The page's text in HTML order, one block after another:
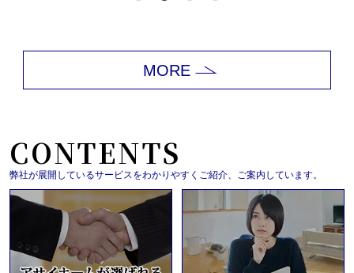
MORE
CONTENTS
弊社が展開しているサービスをわかりやすくご紹介、ご案内しています。